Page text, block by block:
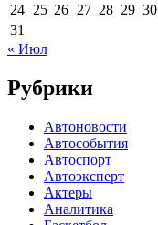
24 25 26 27 28 29 30
31
« Июл
Рубрики
Автоновости
Автособытия
Автоспорт
Автоэксперт
Актеры
Аналитика